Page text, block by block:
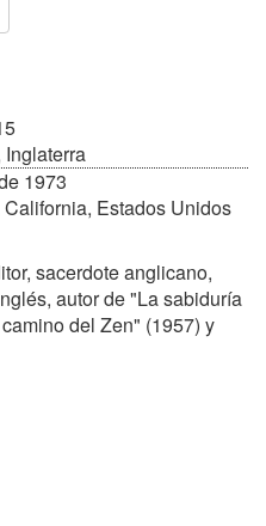
1973
Estados Unidos
sacerdote anglicano,
autor de "La sabiduría
del Zen" (1957) y